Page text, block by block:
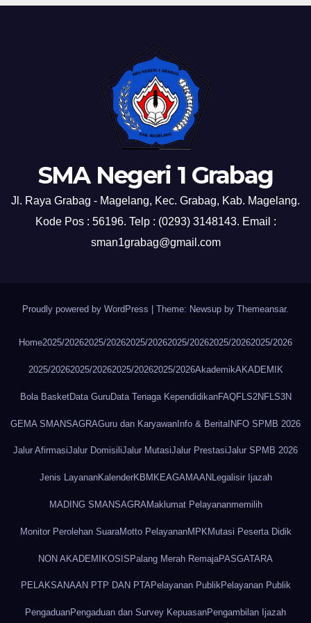
SMA Negeri 1 Grabag
Jl. Raya Grabag - Magelang, Kec. Grabag, Kab. Magelang.
Kode Pos : 56196. Telp : (0293) 3148143. Email :
sman1grabag@gmail.com
Proudly powered by WordPress Theme: Newsup by Themeansar.
Home2025/20262025/20262025/20262025/20262025/20262025/2026
2025/20262025/20262025/20262025/2026AkademikAKADEMIK
Bola BasketData GuruData Tenaga KependidikanFAQFLS2N FLS3N
GEMA SMANSAGRAGuru dan KaryawanInfo & BeritaINFO SPMB 2026
Jalur AfirmasiJalur DomisiliJalur MutasiJalur PrestasiJalur SPMB 2026
Jenis LayananKalenderKBM KEAGAMAAN Legalisir Ijazah
MADING SMANSAGRAMaklumat Pelayananmemilih
Monitor Perolehan SuaraMotto PelayananMPK Mutasi Peserta Didik
NON AKADEMIKOSISPalang Merah RemajaPASGATARA
PELAKSANAAN PTP DAN PTAPelayanan PublikPelayanan Publik
PengaduanPengaduan dan Survey KepuasanPengambilan Ijazah